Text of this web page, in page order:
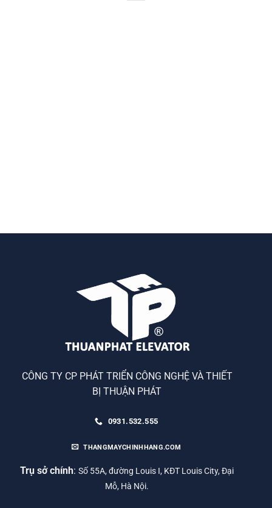
CÔNG TY CP PHÁT TRIỂN CÔNG NGHỆ VÀ THIẾT
BỊ THUẬN PHÁT
0931.532.555
THANGMAYCHINHHANG.COM
Trụ sở chính: Số 55A, đường Louis I, KĐT Louis City, Đại
Mỗ, Hà Nội.